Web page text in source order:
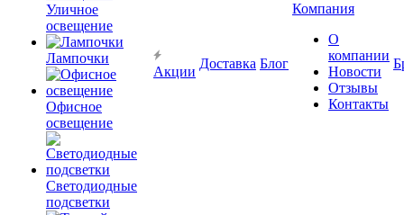
Уличное
освещение
Лампочки
Офисное
освещение
Светодиодные
подсветки
Акции
Доставка Блог
Компания
О
компании
Новости
Отзывы
Контакты